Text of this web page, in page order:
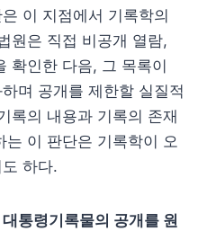
이 지점에서 기록학의
원은 직접 비공개 열람,
확인한 다음, 그 목록이
며 공개를 제한할 실질적
록의 내용과 기록의 존재
는 이 판단은 기록학이 오
하다.
통령기록물의 공개를 원